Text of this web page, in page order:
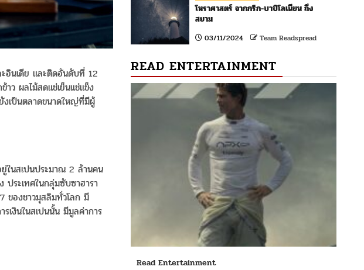
อินเดีย และติดอันดับที่ 12
ว ผลไม้สดแช่เย็นแช่แข็ง
งเป็นตลาดขนาดใหญ่ที่มีผู้
ยู่ในสเปนประมาณ 2 ล้านคน
ประเทศในกลุ่มซับซาฮารา
ของชาวมุสลิมทั่วโลก มี
เงินในสเปนนั้น มีมูลค่าการ
โหราศาสตร์ จากกรีก-บาบิโลเนียน ถึง
สยาม
03/11/2024 Team Readspread
READ ENTERTAINMENT
Read Entertainment